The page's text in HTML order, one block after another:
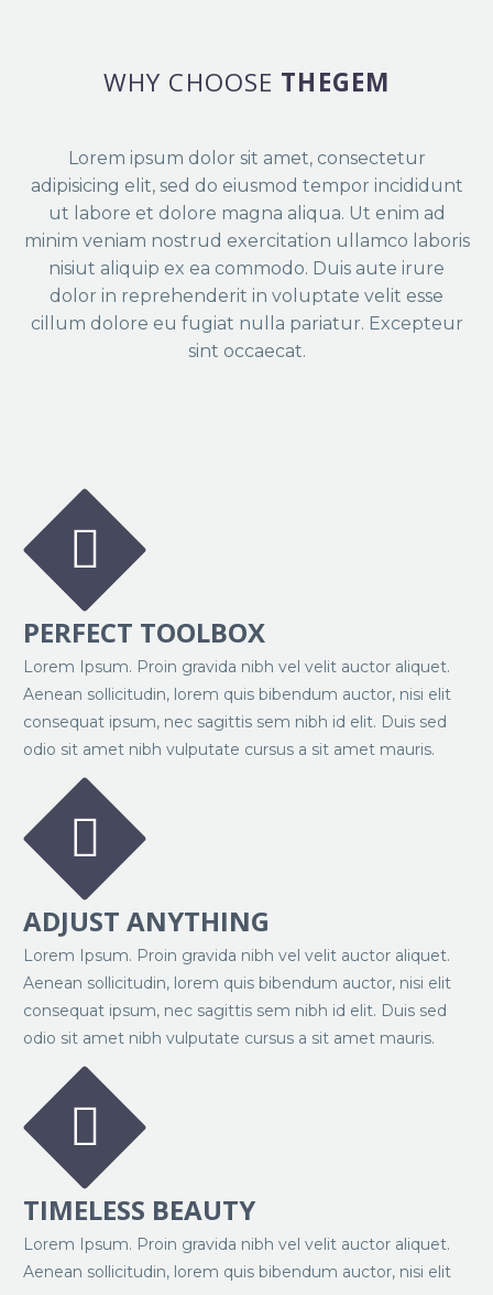
WHY CHOOSE THEGEM
Lorem ipsum dolor sit amet, consectetur
adipisicing elit, sed do eiusmod tempor incididunt
ut labore et dolore magna aliqua. Ut enim ad
minim veniam nostrud exercitation ullamco laboris
nisiut aliquip ex ea commodo. Duis aute irure
dolor in reprehenderit in voluptate velit esse
cillum dolore eu fugiat nulla pariatur. Excepteur
sint occaecat.


PERFECT TOOLBOX
Lorem Ipsum. Proin gravida nibh vel velit auctor aliquet.
Aenean sollicitudin, lorem quis bibendum auctor, nisi elit
consequat ipsum, nec sagittis sem nibh id elit. Duis sed
odio sit amet nibh vulputate cursus a sit amet mauris.


ADJUST ANYTHING
Lorem Ipsum. Proin gravida nibh vel velit auctor aliquet.
Aenean sollicitudin, lorem quis bibendum auctor, nisi elit
consequat ipsum, nec sagittis sem nibh id elit. Duis sed
odio sit amet nibh vulputate cursus a sit amet mauris.


TIMELESS BEAUTY
Lorem Ipsum. Proin gravida nibh vel velit auctor aliquet.
Aenean sollicitudin, lorem quis bibendum auctor, nisi elit